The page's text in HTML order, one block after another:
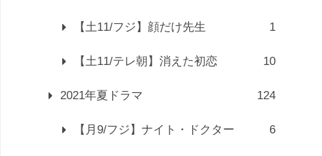
【土11/フジ】顔だけ先生 1
【土11/テレ朝】消えた初恋 10
2021年夏ドラマ 124
【月9/フジ】ナイト・ドクター 6